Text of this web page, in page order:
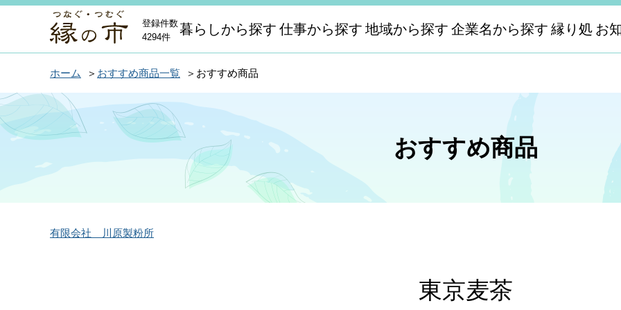
登録件数
4294件
暮らしから探す 仕事から探す 地域から探す 企業名から探す 縁り処 お
ホーム おすすめ商品一覧 おすすめ商品
おすすめ商品
有限会社 川原製粉所
東京麦茶